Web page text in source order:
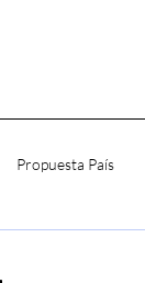
Propuesta País